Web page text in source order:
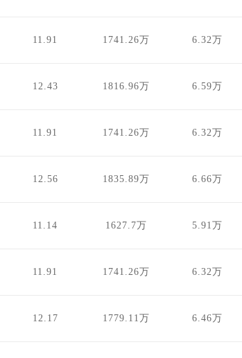
11.91 1741.26万 6.32万
12.43 1816.96万 6.59万
11.91 1741.26万 6.32万
12.56 1835.89万 6.66万
11.14 1627.7万 5.91万
11.91 1741.26万 6.32万
12.17 1779.11万 6.46万